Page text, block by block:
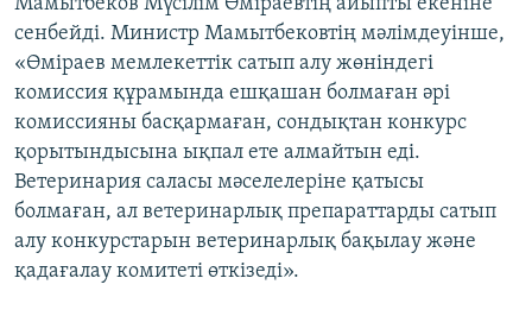
Мамытбеков Мүсілім Өміраевтің айыпты екеніне
сенбейді. Министр Мамытбековтің мәлімдеуінше,
«Өміраев мемлекеттік сатып алу жөніндегі
комиссия құрамында ешқашан болмаған әрі
комиссияны басқармаған, сондықтан конкурс
қорытындысына ықпал ете алмайтын еді.
Ветеринария саласы мәселелеріне қатысы
болмаған, ал ветеринарлық препараттарды сатып
алу конкурстарын ветеринарлық бақылау және
қадағалау комитеті өткізеді».